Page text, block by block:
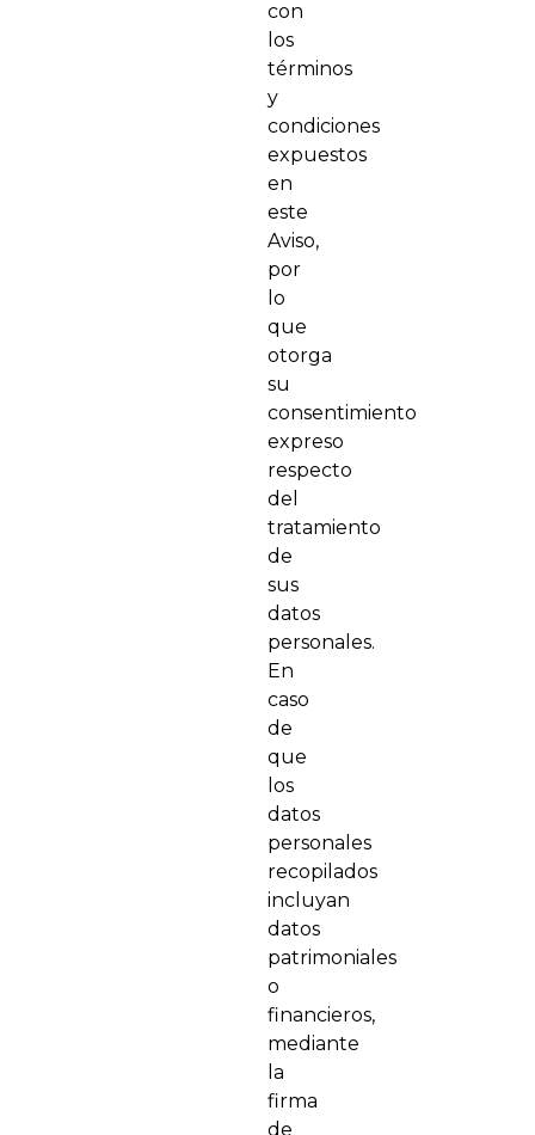
con
los
términos
y
condiciones
expuestos
en
este
Aviso,
por
lo
que
otorga
su
consentimiento
expreso
respecto
del
tratamiento
de
sus
datos
personales.
En
caso
de
que
los
datos
personales
recopilados
incluyan
datos
patrimoniales
o
financieros,
mediante
la
firma
de